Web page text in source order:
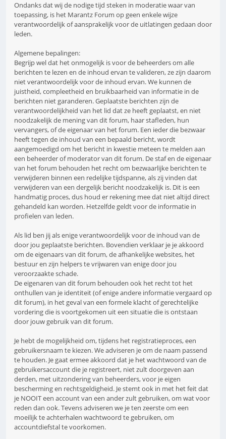
Ondanks dat wij de nodige tijd steken in moderatie waar van
toepassing, is het Marantz Forum op geen enkele wijze
verantwoordelijk of aansprakelijk voor de uitlatingen gedaan door
leden.
Algemene bepalingen:
Begrijp wel dat het onmogelijk is voor de beheerders om alle
berichten te lezen en de inhoud ervan te valideren, ze zijn daarom
niet verantwoordelijk voor de inhoud ervan. We kunnen de
juistheid, compleetheid en bruikbaarheid van informatie in de
berichten niet garanderen. Geplaatste berichten zijn de
verantwoordelijkheid van het lid dat ze heeft geplaatst, en niet
noodzakelijk de mening van dit forum, haar stafleden, hun
vervangers, of de eigenaar van het forum. Een ieder die bezwaar
heeft tegen de inhoud van een bepaald bericht, wordt
aangemoedigd om het bericht in kwestie meteen te melden aan
een beheerder of moderator van dit forum. De staf en de eigenaar
van het forum behouden het recht om bezwaarlijke berichten te
verwijderen binnen een redelijke tijdspanne, als zij vinden dat
verwijderen van een dergelijk bericht noodzakelijk is. Dit is een
handmatig proces, dus houd er rekening mee dat niet altijd direct
gehandeld kan worden. Hetzelfde geldt voor de informatie in
profielen van leden.
Als lid ben jij als enige verantwoordelijk voor de inhoud van de
door jou geplaatste berichten. Bovendien verklaar je je akkoord
om de eigenaars van dit forum, de afhankelijke websites, het
bestuur en zijn helpers te vrijwaren van enige door jou
veroorzaakte schade.
De eigenaren van dit forum behouden ook het recht tot het
onthullen van je identiteit (of enige andere informatie vergaard op
dit forum), in het geval van een formele klacht of gerechtelijke
vordering die is voortgekomen uit een situatie die is ontstaan
door jouw gebruik van dit forum.
Je hebt de mogelijkheid om, tijdens het registratieproces, een
gebruikersnaam te kiezen. We adviseren je om de naam passend
te houden. Je gaat ermee akkoord dat je het wachtwoord van de
gebruikersaccount die je registreert, niet zult doorgeven aan
derden, met uitzondering van beheerders, voor je eigen
bescherming en rechtsgeldigheid. Je stemt ook in met het feit dat
je NOOIT een account van een ander zult gebruiken, om wat voor
reden dan ook. Tevens adviseren we je ten zeerste om een
moeilijk te achterhalen wachtwoord te gebruiken, om
accountdiefstal te voorkomen.